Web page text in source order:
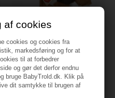
af cookies
cookies og cookies fra
markedsføring og for at
til at forbedrer
og gør det derfor endnu
bruge BabyTrold.dk. Klik på
dit samtykke til brugen af
Teddy Hermann - Berner
Sennen hvalp 23 cm
230 kr.